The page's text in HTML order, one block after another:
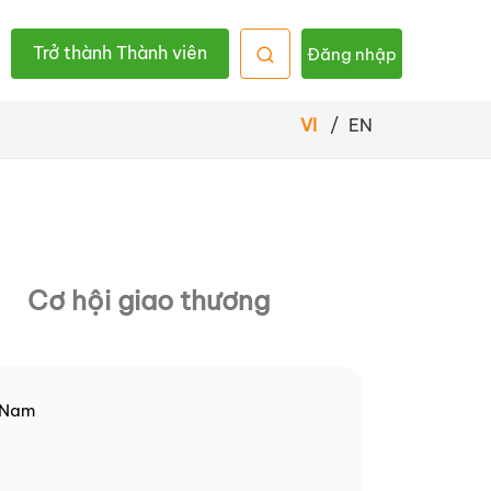
Trở thành Thành viên Đăng nhập
VI / EN
Cơ hội giao thương